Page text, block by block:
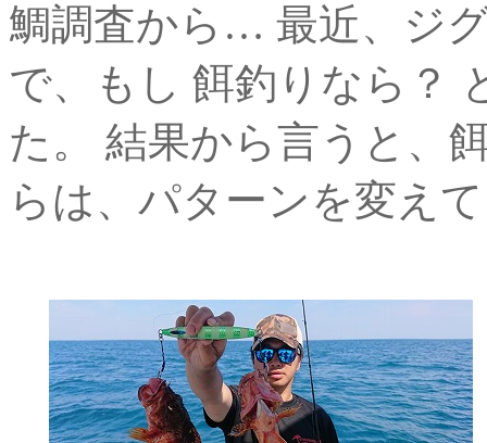
鯛調査から… 最近、ジ
で、もし 餌釣りなら？
た。 結果から言うと、
らは、パターンを変え